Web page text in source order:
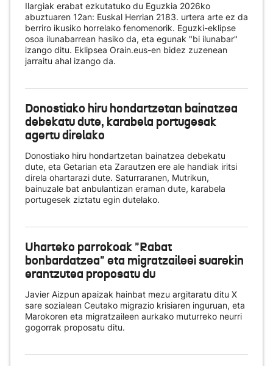
Ilargiak erabat ezkutatuko du Eguzkia 2026ko
abuztuaren 12an: Euskal Herrian 2183. urtera arte ez da
berriro ikusiko horrelako fenomenorik. Eguzki-eklipse
osoa ilunabarrean hasiko da, eta egunak "bi ilunabar"
izango ditu. Eklipsea Orain.eus-en bidez zuzenean
jarraitu ahal izango da.
Donostiako hiru hondartzetan bainatzea
debekatu dute, karabela portugesak
agertu direlako
Donostiako hiru hondartzetan bainatzea debekatu
dute, eta Getarian eta Zarautzen ere ale handiak iritsi
direla ohartarazi dute. Saturraranen, Mutrikun,
bainuzale bat anbulantizan eraman dute, karabela
portugesek ziztatu egin dutelako.
Uharteko parrokoak "Rabat
bonbardatzea" eta migratzaileei suarekin
erantzutea proposatu du
Javier Aizpun apaizak hainbat mezu argitaratu ditu X
sare sozialean Ceutako migrazio krisiaren inguruan, eta
Marokoren eta migratzaileen aurkako muturreko neurri
gogorrak proposatu ditu.